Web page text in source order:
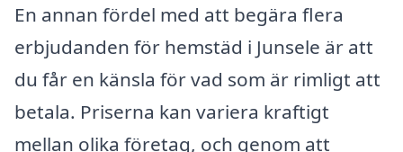
En annan fördel med att begära flera
erbjudanden för hemstäd i Junsele är att
du får en känsla för vad som är rimligt att
betala. Priserna kan variera kraftigt
mellan olika företag, och genom att